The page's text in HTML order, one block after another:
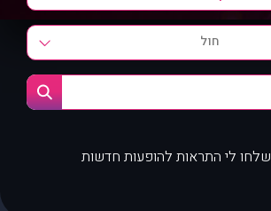
חול
שלחו לי התראות להופעות חדשות